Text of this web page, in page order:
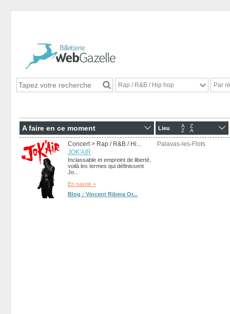
Rap / R&B / Hip hop Par
A faire en ce moment A
Z
Z
A
Lieu
Concert> Rap / R&B / Hi...
JOK'AIR
Inclassable et empreint de liberté,
voilà les termes qui définissent
Jo...
En savoir +
Blog : Vincent Ribera Or...
Palavas-les-Flots